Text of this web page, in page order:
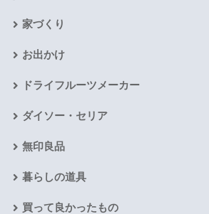
家づくり
お出かけ
ドライフルーツメーカー
ダイソー・セリア
無印良品
暮らしの道具
買って良かったもの